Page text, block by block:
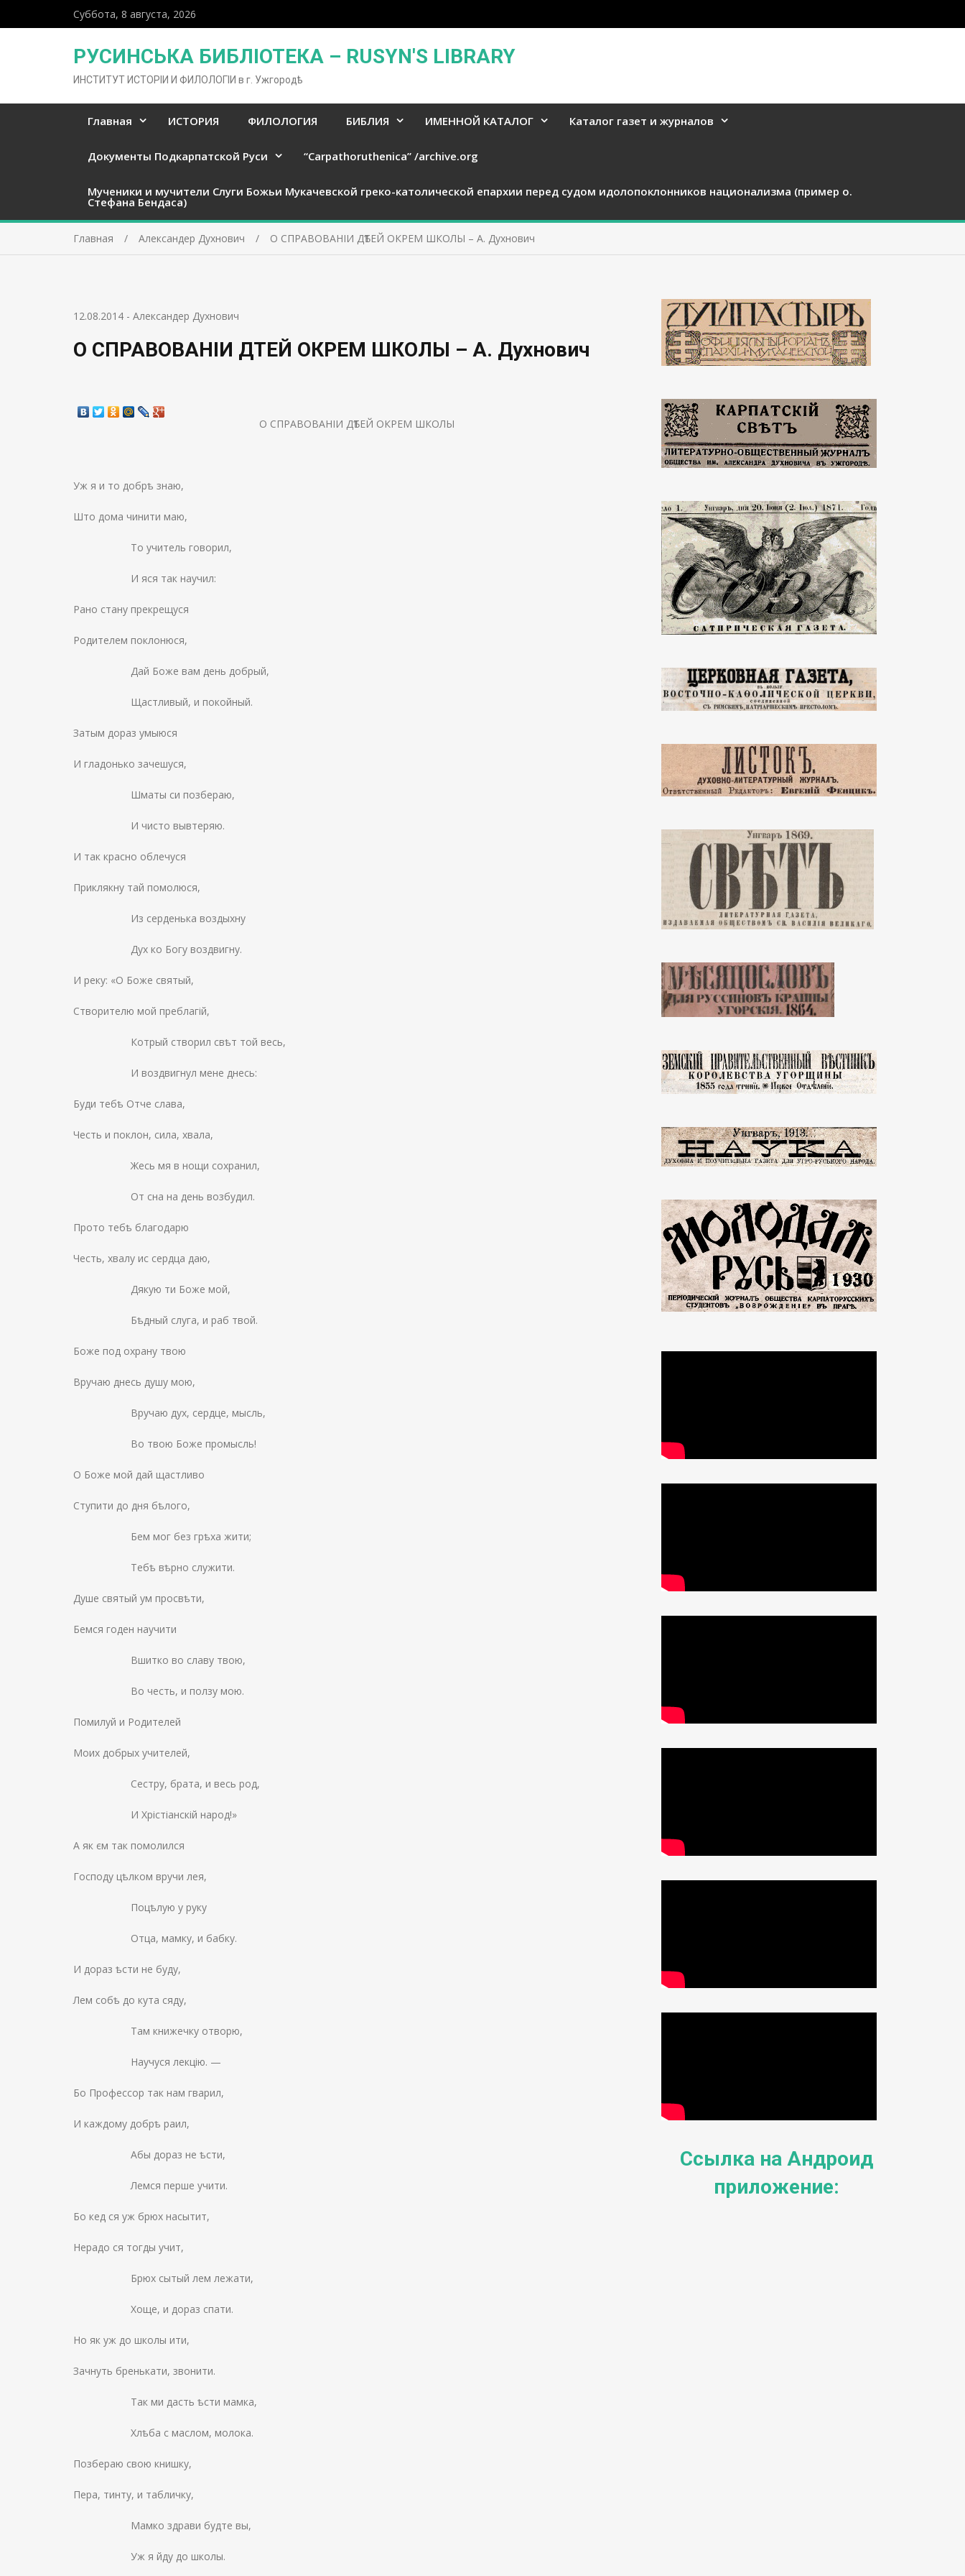
Суббота, 8 августа, 2026
РУСИНСЬКА БИБЛІОТЕКА – RUSYN'S LIBRARY
ИНСТИТУТ ИСТОРІИ И ФИЛОЛОГІИ в г. Ужгородѣ
Главная ИСТОРИЯ ФИЛОЛОГИЯ БИБЛИЯ ИМЕННОЙ КАТАЛОГ Каталог газет и журналов
Документы Подкарпатской Руси “Carpathoruthenica” /archive.org
Мученики и мучители Слуги Божьи Мукачевской греко-католической епархии перед судом идолопоклонников национализма (пример о.
Стефана Бендаса)
Главная Александер Духнович О СПРАВОВАНІИ ДѢТЕЙ ОКРЕМ ШКОЛЫ – А. Духнович
12.08.2014 - Александер Духнович
О СПРАВОВАНІИ ДѢТЕЙ ОКРЕМ ШКОЛЫ – А. Духнович
О СПРАВОВАНІИ ДѢТЕЙ ОКРЕМ ШКОЛЫ
Уж я и то добрѣ знаю,
Што дома чинити маю,
То учитель говорил,
И яся так научил:
Рано стану прекрещуся
Родителем поклонюся,
Дай Боже вам день добрый,
Щастливый, и покойный.
Затым дораз умыюся
И гладонько зачешуся,
Шматы си позбераю,
И чисто вывтеряю.
И так красно облечуся
Приклякну тай помолюся,
Из серденька воздыхну
Дух ко Богу воздвигну.
И реку: «О Боже святый,
Створителю мой преблагій,
Котрый створил свѣт той весь,
И воздвигнул мене днесь:
Буди тебѣ Отче слава,
Честь и поклон, сила, хвала,
Жесь мя в нощи сохранил,
От сна на день возбудил.
Прото тебѣ благодарю
Честь, хвалу ис сердца даю,
Дякую ти Боже мой,
Бѣдный слуга, и раб твой.
Боже под охрану твою
Вручаю днесь душу мою,
Вручаю дух, сердце, мысль,
Во твою Боже промысль!
О Боже мой дай щастливо
Ступити до дня бѣлого,
Бем мог без грѣха жити;
Тебѣ вѣрно служити.
Душе святый ум просвѣти,
Бемся годен научити
Вшитко во славу твою,
Во честь, и ползу мою.
Помилуй и Родителей
Моих добрых учителей,
Сестру, брата, и весь род,
И Хрістіанскій народ!»
А як єм так помолился
Господу цѣлком вручи лея,
Поцѣлую у руку
Отца, мамку, и бабку.
И дораз ѣсти не буду,
Лем собѣ до кута сяду,
Там книжечку отворю,
Научуся лекцію. —
Бо Профессор так нам гварил,
И каждому добрѣ раил,
Абы дораз не ѣсти,
Лемся перше учити.
Бо кед ся уж брюх насытит,
Нерадо ся тогды учит,
Брюх сытый лем лежати,
Хоще, и дораз спати.
Но як уж до школы ити,
Зачнуть бренькати, звонити.
Так ми дасть ѣсти мамка,
Хлѣба с маслом, молока.
Позбераю свою книшку,
Пера, тинту, и табличку,
Мамко здрави будте вы,
Уж я йду до школы.
Ссылка на Андроид
приложение: